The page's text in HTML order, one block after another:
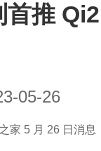
推
05-26
家 5 月 26 日消